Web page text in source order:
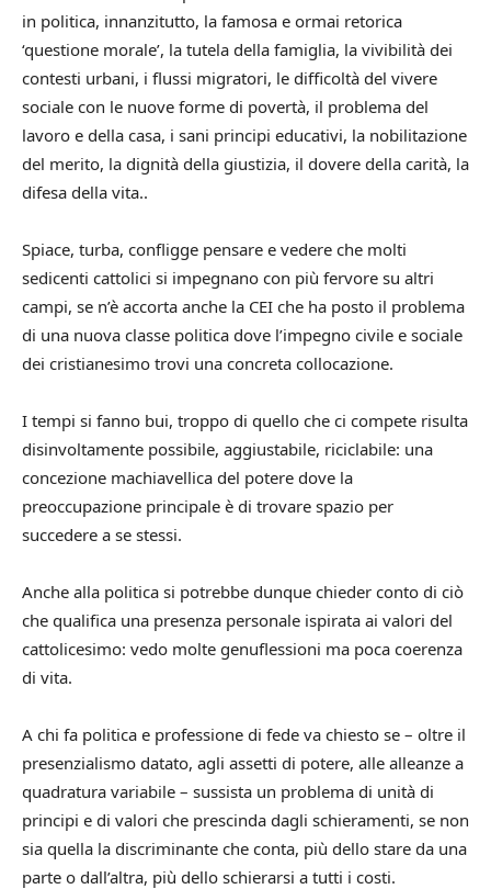
in politica, innanzitutto, la famosa e ormai retorica
‘questione morale’, la tutela della famiglia, la vivibilità dei
contesti urbani, i flussi migratori, le difficoltà del vivere
sociale con le nuove forme di povertà, il problema del
lavoro e della casa, i sani principi educativi, la nobilitazione
del merito, la dignità della giustizia, il dovere della carità, la
difesa della vita..
Spiace, turba, confligge pensare e vedere che molti
sedicenti cattolici si impegnano con più fervore su altri
campi, se n’è accorta anche la CEI che ha posto il problema
di una nuova classe politica dove l’impegno civile e sociale
dei cristianesimo trovi una concreta collocazione.
I tempi si fanno bui, troppo di quello che ci compete risulta
disinvoltamente possibile, aggiustabile, riciclabile: una
concezione machiavellica del potere dove la
preoccupazione principale è di trovare spazio per
succedere a se stessi.
Anche alla politica si potrebbe dunque chieder conto di ciò
che qualifica una presenza personale ispirata ai valori del
cattolicesimo: vedo molte genuflessioni ma poca coerenza
di vita.
A chi fa politica e professione di fede va chiesto se – oltre il
presenzialismo datato, agli assetti di potere, alle alleanze a
quadratura variabile – sussista un problema di unità di
principi e di valori che prescinda dagli schieramenti, se non
sia quella la discriminante che conta, più dello stare da una
parte o dall’altra, più dello schierarsi a tutti i costi.